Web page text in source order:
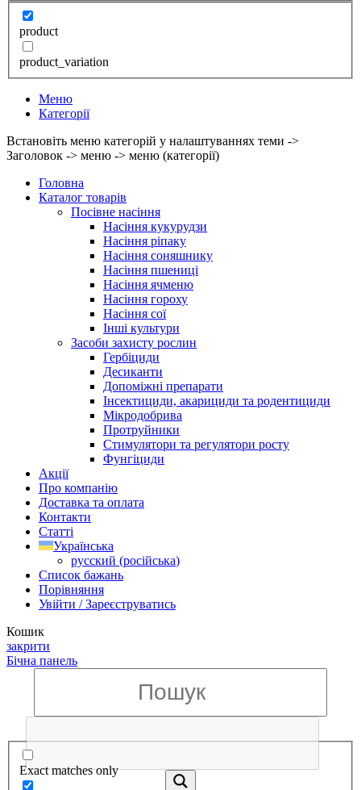
product
product_variation
Меню
Категорії
Встановіть меню категорій у налаштуваннях теми ->
Заголовок -> меню -> меню (категорії)
Головна
Каталог товарів
Посівне насіння
Насіння кукурудзи
Насіння ріпаку
Насіння соняшнику
Насіння пшениці
Насіння ячменю
Насіння гороху
Насіння сої
Інші культури
Засоби захисту рослин
Гербіциди
Десиканти
Допоміжні препарати
Інсектициди, акарициди та родентициди
Мікродобрива
Протруйники
Стимулятори та регулятори росту
Фунгіциди
Акції
Про компанію
Доставка та оплата
Контакти
Статті
Українська
русский (російська)
Список бажань
Порівняння
Увійти / Зареєструватись
Кошик
закрити
Бічна панель
Exact matches only